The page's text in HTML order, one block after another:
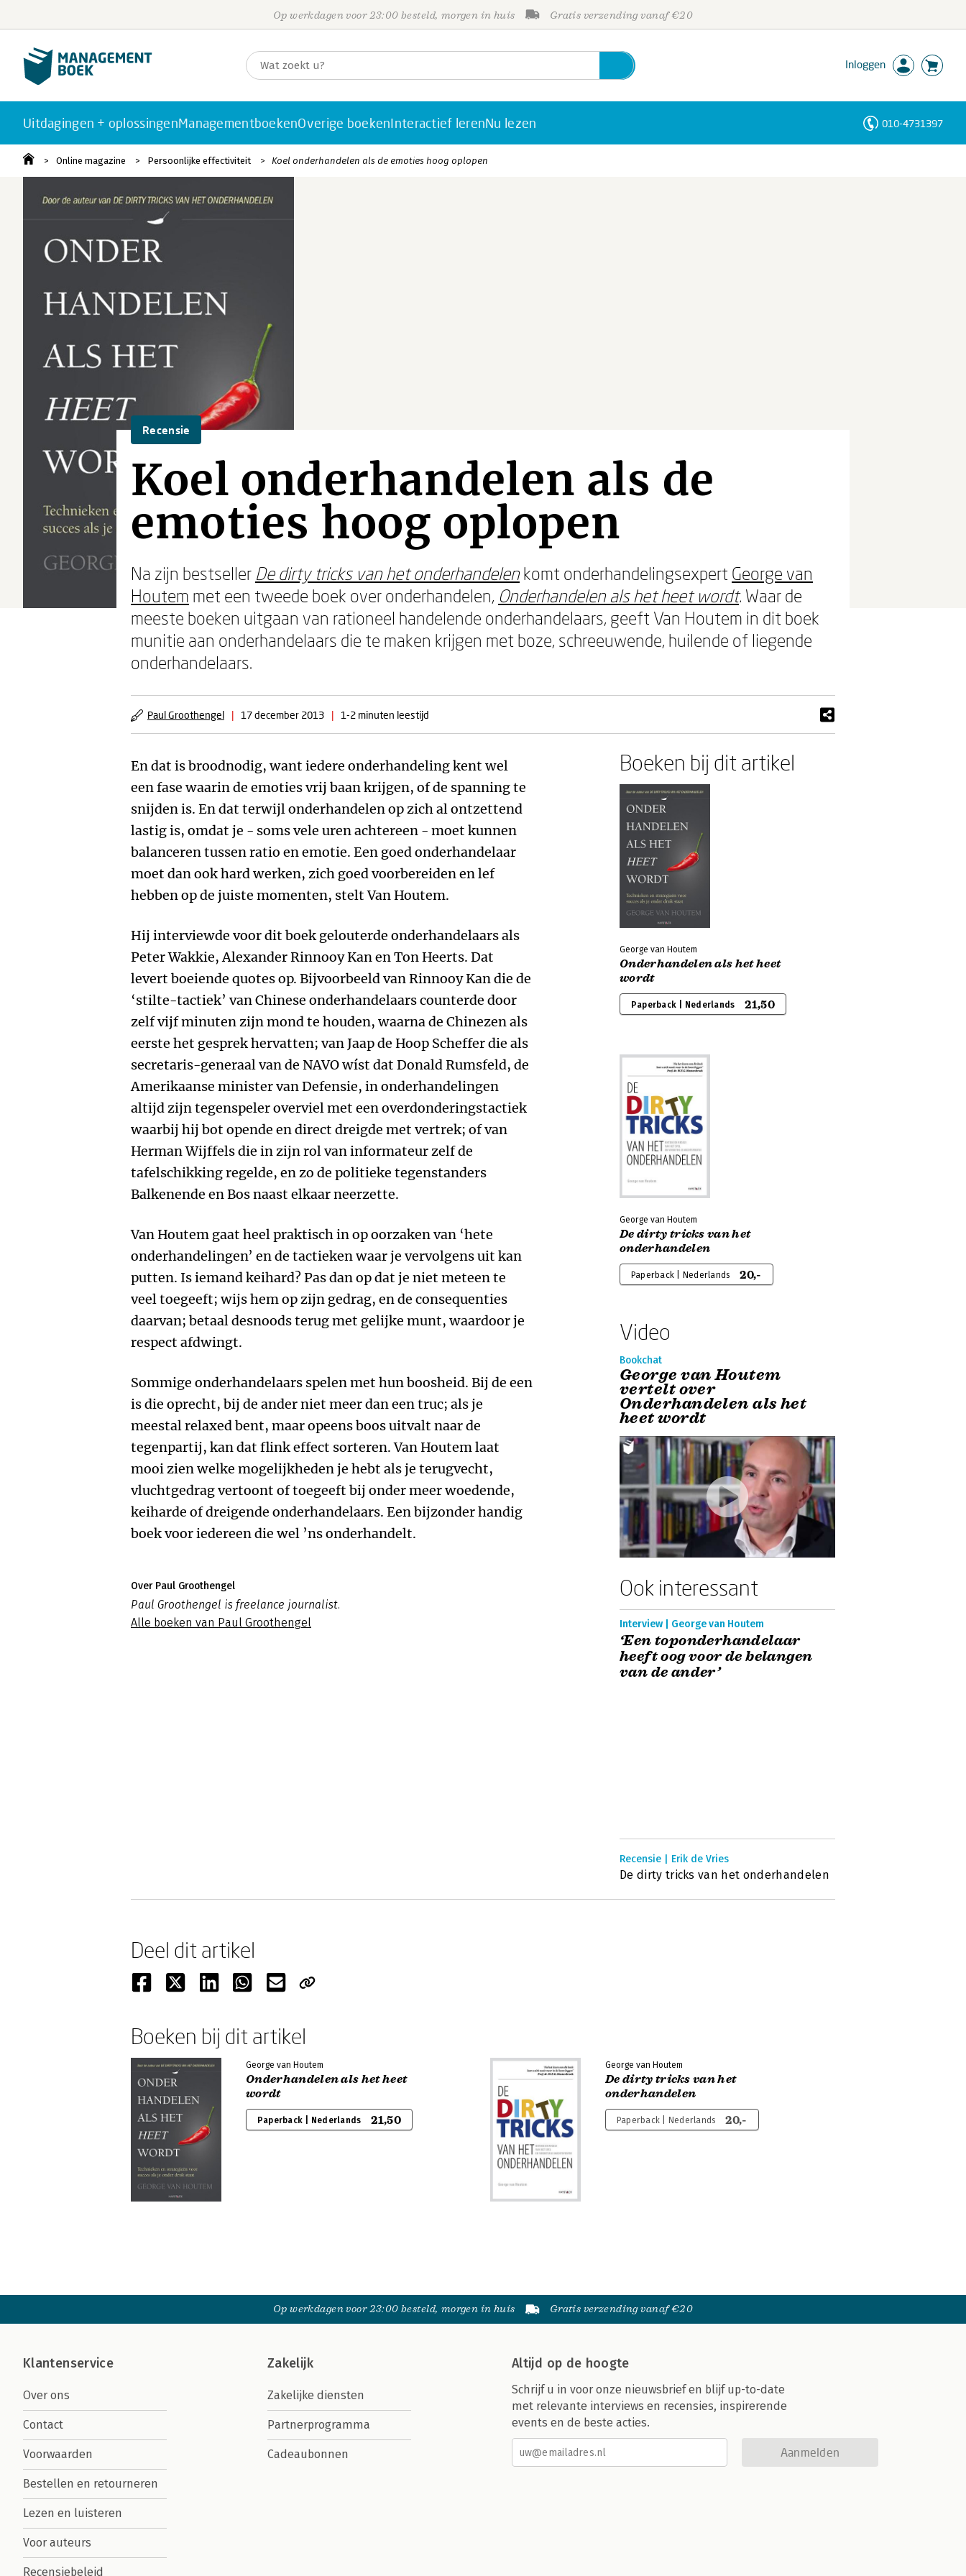
Op werkdagen voor 23:00 besteld, morgen in huis Gratis verzending vanaf €20
Inloggen
Uitdagingen + oplossingenManagementboekenOverige boekenInteractief lerenNu lezen 010-4731397
Online magazine Persoonlijke effectiviteit Koel onderhandelen als de emoties hoog oplopen
Recensie
Koel onderhandelen als de
emoties hoog oplopen
Na zijn bestseller De dirty tricks van het onderhandelenkomt onderhandelingsexpert George van
Houtem met een tweede boek over onderhandelen, Onderhandelen als het heet wordt. Waar de
meeste boeken uitgaan van rationeel handelende onderhandelaars, geeft Van Houtem in dit boek
munitie aan onderhandelaars die te maken krijgen met boze, schreeuwende, huilende of liegende
onderhandelaars.
Paul Groothengel | 17 december 2013 | 1-2 minuten leestijd
En dat is broodnodig, want iedere onderhandeling kent wel
een fase waarin de emoties vrij baan krijgen, of de spanning te
snijden is. En dat terwijl onderhandelen op zich al ontzettend
lastig is, omdat je - soms vele uren achtereen - moet kunnen
balanceren tussen ratio en emotie. Een goed onderhandelaar
moet dan ook hard werken, zich goed voorbereiden en lef
hebben op de juiste momenten, stelt Van Houtem.
Hij interviewde voor dit boek gelouterde onderhandelaars als
Peter Wakkie, Alexander Rinnooy Kan en Ton Heerts. Dat
levert boeiende quotes op. Bijvoorbeeld van Rinnooy Kan die de
‘stilte-tactiek’ van Chinese onderhandelaars counterde door
zelf vijf minuten zijn mond te houden, waarna de Chinezen als
eerste het gesprek hervatten; van Jaap de Hoop Scheffer die als
secretaris-generaal van de NAVO wíst dat Donald Rumsfeld, de
Amerikaanse minister van Defensie, in onderhandelingen
altijd zijn tegenspeler overviel met een overdonderingstactiek
waarbij hij bot opende en direct dreigde met vertrek; of van
Herman Wijffels die in zijn rol van informateur zelf de
tafelschikking regelde, en zo de politieke tegenstanders
Balkenende en Bos naast elkaar neerzette.
Van Houtem gaat heel praktisch in op oorzaken van ‘hete
onderhandelingen’ en de tactieken waar je vervolgens uit kan
putten. Is iemand keihard? Pas dan op dat je niet meteen te
veel toegeeft; wijs hem op zijn gedrag, en de consequenties
daarvan; betaal desnoods terug met gelijke munt, waardoor je
respect afdwingt.
Sommige onderhandelaars spelen met hun boosheid. Bij de een
is die oprecht, bij de ander niet meer dan een truc; als je
meestal relaxed bent, maar opeens boos uitvalt naar de
tegenpartij, kan dat flink effect sorteren. Van Houtem laat
mooi zien welke mogelijkheden je hebt als je terugvecht,
vluchtgedrag vertoont of toegeeft bij onder meer woedende,
keiharde of dreigende onderhandelaars. Een bijzonder handig
boek voor iedereen die wel ’ns onderhandelt.
Over Paul Groothengel
Paul Groothengel is freelance journalist.
Alle boeken van Paul Groothengel
Boeken bij dit artikel
George van Houtem
Onderhandelen als het heet
wordt
Paperback | Nederlands 21,50
George van Houtem
De dirty tricks van het
onderhandelen
Paperback | Nederlands 20,-
Video
Bookchat
George van Houtem
vertelt over
Onderhandelen als het
heet wordt
Ook interessant
Interview | George van Houtem
‘Een toponderhandelaar
heeft oog voor de belangen
van de ander’
Recensie | Erik de Vries
De dirty tricks van het onderhandelen
Deel dit artikel
Boeken bij dit artikel
George van Houtem
Onderhandelen als het heet
wordt
Paperback | Nederlands 21,50
George van Houtem
De dirty tricks van het
onderhandelen
Paperback | Nederlands 20,-
Op werkdagen voor 23:00 besteld, morgen in huis Gratis verzending vanaf €20
Klantenservice
Over ons
Contact
Voorwaarden
Bestellen en retourneren
Lezen en luisteren
Voor auteurs
Recensiebeleid
Zakelijk
Zakelijke diensten
Partnerprogramma
Cadeaubonnen
Altijd op de hoogte
Schrijf u in voor onze nieuwsbrief en blijf up-to-date
met relevante interviews en recensies, inspirerende
events en de beste acties.
Aanmelden
Personen